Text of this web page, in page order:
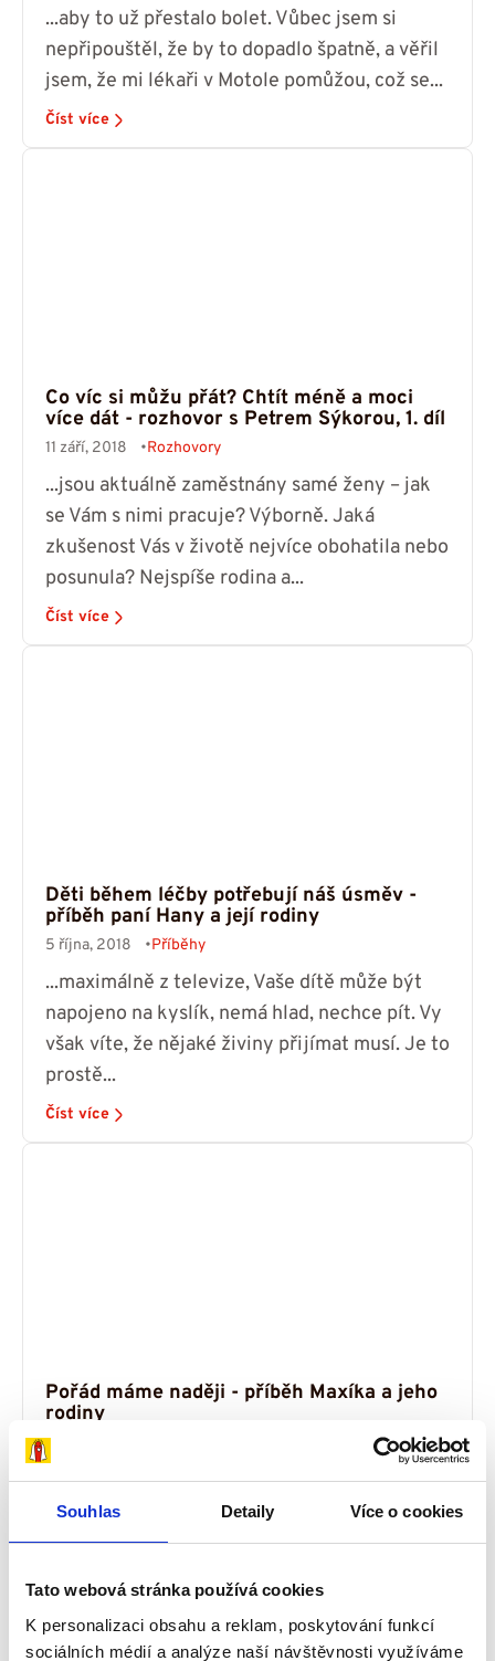
Souhlas Detaily Více o cookies
Tato webová stránka používá cookies
K personalizaci obsahu a reklam, poskytování funkcí
sociálních médií a analýze naší návštěvnosti využíváme
...aby to už přestalo bolet. Vůbec jsem si
nepřipouštěl, že by to dopadlo špatně, a věřil
jsem, že mi lékaři v Motole pomůžou, což se...
Číst více
Co víc si můžu přát? Chtít méně a moci
více dát - rozhovor s Petrem Sýkorou, 1. díl
11 září, 2018 Rozhovory
...jsou aktuálně zaměstnány samé ženy – jak
se Vám s nimi pracuje? Výborně. Jaká
zkušenost Vás v životě nejvíce obohatila nebo
posunula? Nejspíše rodina a...
Číst více
Děti během léčby potřebují náš úsměv -
příběh paní Hany a její rodiny
5 října, 2018 Příběhy
...maximálně z televize, Vaše dítě může být
napojeno na kyslík, nemá hlad, nechce pít. Vy
však víte, že nějaké živiny přijímat musí. Je to
prostě...
Číst více
Pořád máme naději - příběh Maxíka a jeho
rodiny
29 října, 2018
...nenasvědčovalo tomu, že bude mít
zdravotní potíže. V půl roce absolvoval první
oční vyšetření, při němž mu byl zjištěn